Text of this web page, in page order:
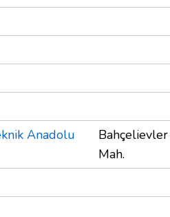
Anadolu
Bahçelievler
Mah.